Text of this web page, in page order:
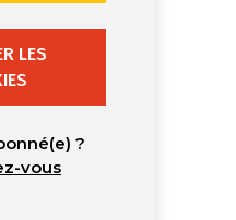
LES
?
vous